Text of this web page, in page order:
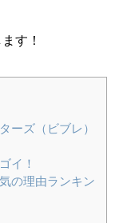
す！
ーズ（ビブレ）
イ！
の理由ランキン